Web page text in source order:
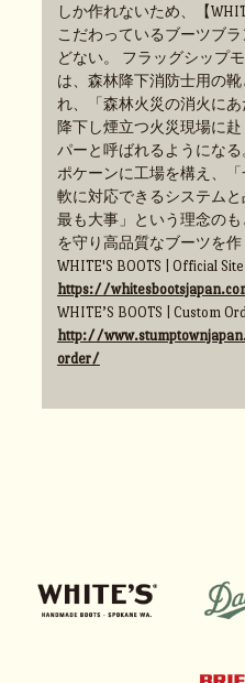
しか作れないため、【
こだわっているブーツブ
どない。 フラッグシップモ
は、森林降下消防士用の
れ、「森林火災の消火に
降下し煙立つ火災現場に
パーと呼ばれるようにな
ポケーンに工場を構え、
軟に対応できるシステム
最も大事」という理念の
を守り高品質なブーツを作
WHITE'S BOOTS | Official Site
https://
WHITE’S BOOTS | Custom
http://
order/